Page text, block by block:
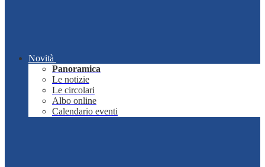
Novità
Panoramica
Le notizie
Le circolari
Albo online
Calendario eventi